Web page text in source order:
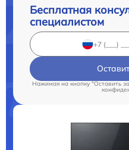
Бесплатная
специалистом
Нажимая на кнопку "Оставить